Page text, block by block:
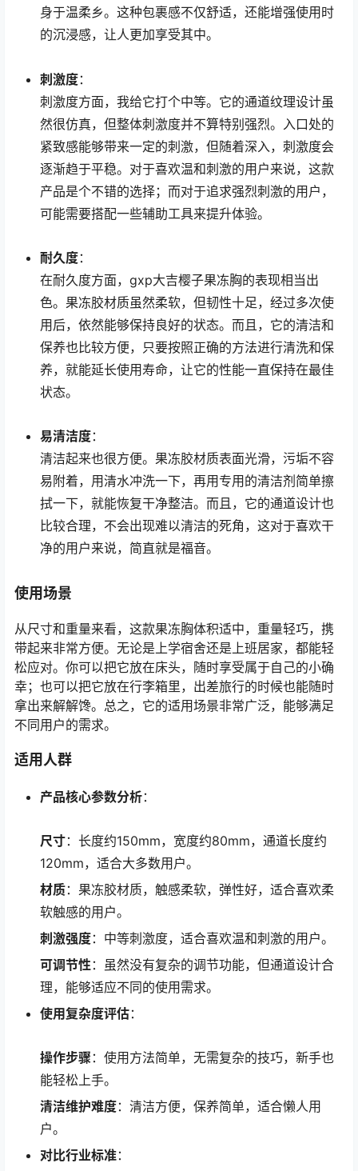
身于温柔乡。这种包裹感不仅舒适，还能增强使用时
的沉浸感，让人更加享受其中。
刺激度：
刺激度方面，我给它打个中等。它的通道纹理设计虽
然很仿真，但整体刺激度并不算特别强烈。入口处的
紧致感能够带来一定的刺激，但随着深入，刺激度会
逐渐趋于平稳。对于喜欢温和刺激的用户来说，这款
产品是个不错的选择；而对于追求强烈刺激的用户，
可能需要搭配一些辅助工具来提升体验。
耐久度：
在耐久度方面，gxp大吉樱子果冻胸的表现相当出
色。果冻胶材质虽然柔软，但韧性十足，经过多次使
用后，依然能够保持良好的状态。而且，它的清洁和
保养也比较方便，只要按照正确的方法进行清洗和保
养，就能延长使用寿命，让它的性能一直保持在最佳
状态。
易清洁度：
清洁起来也很方便。果冻胶材质表面光滑，污垢不容
易附着，用清水冲洗一下，再用专用的清洁剂简单擦
拭一下，就能恢复干净整洁。而且，它的通道设计也
比较合理，不会出现难以清洁的死角，这对于喜欢干
净的用户来说，简直就是福音。
使用场景
从尺寸和重量来看，这款果冻胸体积适中，重量轻巧，携
带起来非常方便。无论是上学宿舍还是上班居家，都能轻
松应对。你可以把它放在床头，随时享受属于自己的小确
幸；也可以把它放在行李箱里，出差旅行的时候也能随时
拿出来解解馋。总之，它的适用场景非常广泛，能够满足
不同用户的需求。
适用人群
产品核心参数分析：
尺寸：长度约150mm，宽度约80mm，通道长度约
120mm，适合大多数用户。
材质：果冻胶材质，触感柔软，弹性好，适合喜欢柔
软触感的用户。
刺激强度：中等刺激度，适合喜欢温和刺激的用户。
可调节性：虽然没有复杂的调节功能，但通道设计合
理，能够适应不同的使用需求。
使用复杂度评估：
操作步骤 ：使用方法简单，无需复杂的技巧，新手也
能轻松上手。
清洁维护难度：清洁方便，保养简单，适合懒人用
户。
对比行业标准：